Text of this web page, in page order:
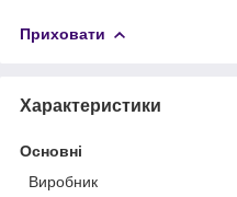
Приховати
Характеристики
Основні
Виробник